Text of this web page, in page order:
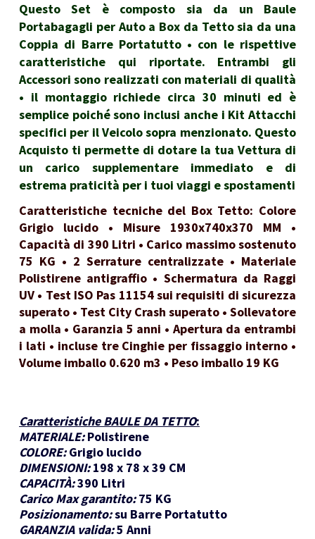
Questo Set è composto sia da un Baule
Portabagagli per Auto a Box da Tetto sia da una
Coppia di Barre Portatutto • con le rispettive
caratteristiche qui riportate. Entrambi gli
Accessori sono realizzati con materiali di qualità
• il montaggio richiede circa 30 minuti ed è
semplice poiché sono inclusi anche i Kit Attacchi
specifici per il Veicolo sopra menzionato. Questo
Acquisto ti permette di dotare la tua Vettura di
un carico supplementare immediato e di
estrema praticità per i tuoi viaggi e spostamenti
Caratteristiche tecniche del Box Tetto: Colore
Grigio lucido • Misure 1930x740x370 MM •
Capacità di 390 Litri • Carico massimo sostenuto
75 KG • 2 Serrature centralizzate • Materiale
Polistirene antigraffio • Schermatura da Raggi
UV • Test ISO Pas 11154 sui requisiti di sicurezza
superato • Test City Crash superato • Sollevatore
a molla • Garanzia 5 anni • Apertura da entrambi
i lati • incluse tre Cinghie per fissaggio interno •
Volume imballo 0.620 m3 • Peso imballo 19 KG
Caratteristiche BAULE DA TETTO:
MATERIALE: Polistirene
COLORE: Grigio lucido
DIMENSIONI: 198 x 78 x 39 CM
CAPACITÀ:390 Litri
Carico Max garantito: 75 KG
Posizionamento:su Barre Portatutto
GARANZIA valida:5 Anni